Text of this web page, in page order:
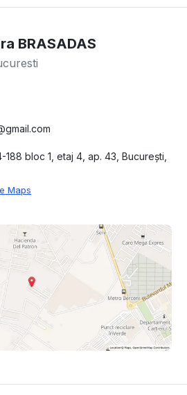
BRASADAS
188 bloc 1, etaj 4, ap. 43, București,
Maps